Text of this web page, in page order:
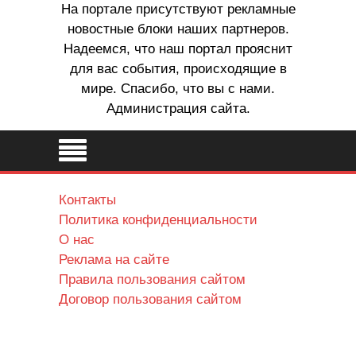
На портале присутствуют рекламные
новостные блоки наших партнеров.
Надеемся, что наш портал прояснит
для вас события, происходящие в
мире. Спасибо, что вы с нами.
Администрация сайта.
Контакты
Политика конфиденциальности
О нас
Реклама на сайте
Правила пользования сайтом
Договор пользования сайтом